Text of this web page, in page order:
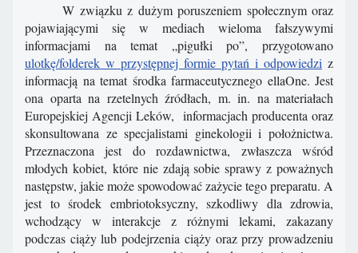
W związku z dużym poruszeniem społecznym oraz
pojawiającymi się w mediach wieloma fałszywymi
informacjami na temat „pigułki po”, przygotowano
ulotkę/folderek w przystępnej formie pytań i odpowiedzi z
informacją na temat środka farmaceutycznego ellaOne. Jest
ona oparta na rzetelnych źródłach, m. in. na materiałach
Europejskiej Agencji Leków, informacjach producenta oraz
skonsultowana ze specjalistami ginekologii i położnictwa.
Przeznaczona jest do rozdawnictwa, zwłaszcza wśród
młodych kobiet, które nie zdają sobie sprawy z poważnych
następstw, jakie może spowodować zażycie tego preparatu. A
jest to środek embriotoksyczny, szkodliwy dla zdrowia,
wchodzący w interakcje z różnymi lekami, zakazany
podczas ciąży lub podejrzenia ciąży oraz przy prowadzeniu